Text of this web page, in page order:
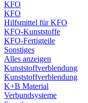
KFO
KFO
Hilfsmittel für KFO
KFO-Kunststoffe
KFO-Fertigteile
Sonstiges
Alles anzeigen
Kunststoffverblendung
Kunststoffverblendung
K+B Material
Verbundsysteme